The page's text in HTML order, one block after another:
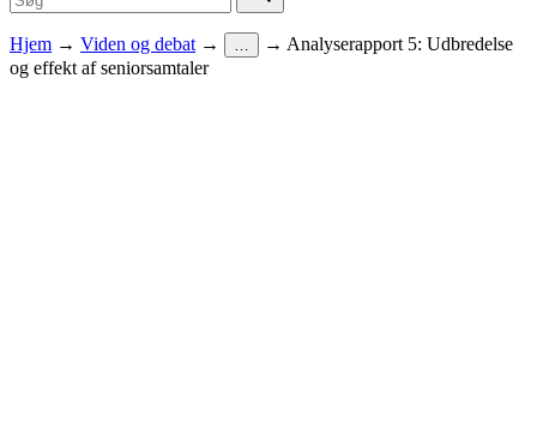
Hjem → Viden og debat → … → Analyserapport 5: Udbredelse
og effekt af seniorsamtaler